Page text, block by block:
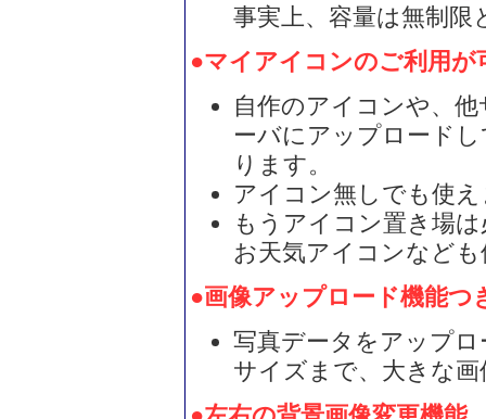
事実上、容量は無制
●マイアイコンのご利用が
自作のアイコンや、
ーバにアップロード
ります。
アイコン無しでも使
もうアイコン置き場
お天気アイコンなど
●画像アップロード機能つ
写真データをアップロ
サイズまで、大きな